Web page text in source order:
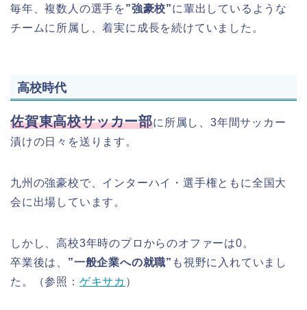
毎年、複数人の選手を”強豪校”に輩出しているような
チームに所属し、着実に成長を続けていました。
高校時代
佐賀東高校サッカー部に所属し、3年間サッカー
漬けの日々を送ります。
九州の強豪校で、インターハイ・選手権ともに全国大
会に出場しています。
しかし、高校3年時のプロからのオファーは0。
卒業後は、 ”一般企業への就職” も視野に入れていまし
た。
（参照： ゲキサカ ）